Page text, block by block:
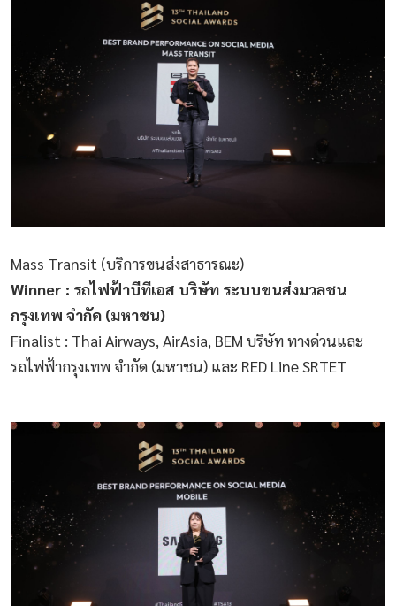
Mass Transit (บริการขนส่งสาธารณะ)
Winner : รถไฟฟ้าบีทีเอส บริษัท ระบบขนส่งมวลชน
กรุงเทพ จำกัด (มหาชน)
Finalist : Thai Airways, AirAsia, BEM บริษัท ทางด่วนและ
รถไฟฟ้ากรุงเทพ จำกัด (มหาชน) และ RED Line SRTET